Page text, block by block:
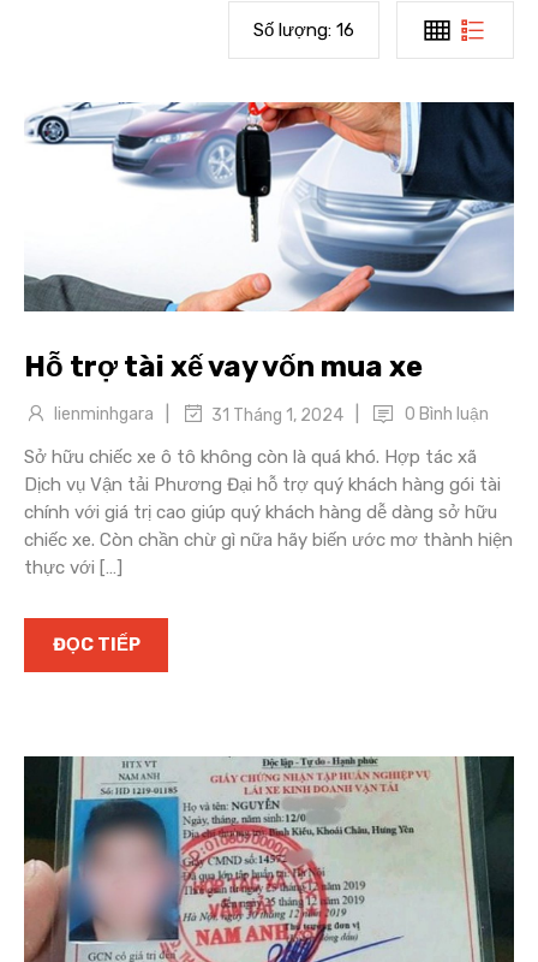
Số lượng: 16
Hỗ trợ tài xế vay vốn mua xe
lienminhgara 31 Tháng 1, 2024 0 Bình luận
Sở hữu chiếc xe ô tô không còn là quá khó. Hợp tác xã
Dịch vụ Vận tải Phương Đại hỗ trợ quý khách hàng gói tài
chính với giá trị cao giúp quý khách hàng dễ dàng sở hữu
chiếc xe. Còn chần chừ gì nữa hãy biến ước mơ thành hiện
thực với […]
ĐỌC TIẾP